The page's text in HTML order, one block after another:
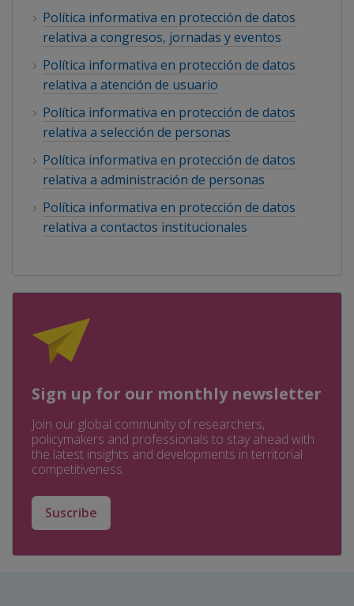
Política informativa en protección de datos
relativa a congresos, jornadas y eventos
Política informativa en protección de datos
relativa a atención de usuario
Política informativa en protección de datos
relativa a selección de personas
Política informativa en protección de datos
relativa a administración de personas
Política informativa en protección de datos
relativa a contactos institucionales
Sign up for our monthly newsletter
Join our global community of researchers,
policymakers and professionals to stay ahead with
the latest insights and developments in territorial
competitiveness.
Suscribe